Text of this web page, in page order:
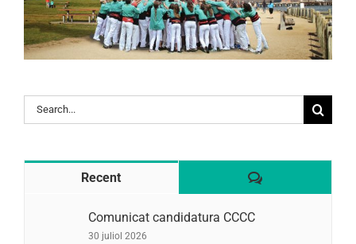
Search
for:
Recent Comentaris
Comunicat candidatura CCCC
30 juliol 2026